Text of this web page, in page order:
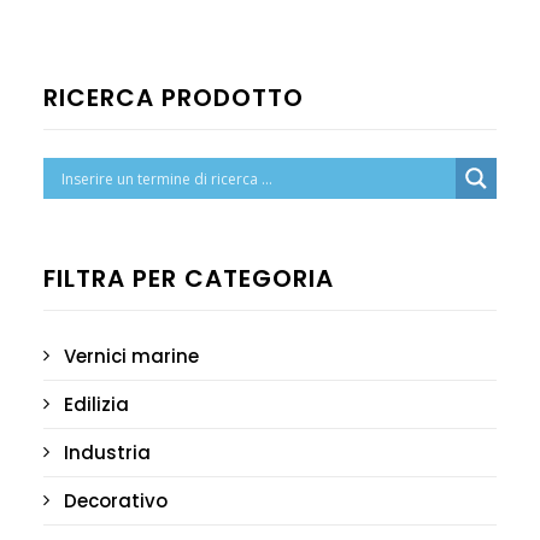
TEL.: (+39) 055 451290
EMAIL: INFO@BRANDINICOLOR.COM
RICERCA PRODOTTO
FILTRA PER CATEGORIA
Vernici marine
Edilizia
Industria
Decorativo